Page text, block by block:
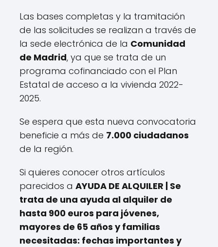
Las bases completas y la tramitación
de las solicitudes se realizan a través de
la sede electrónica de la Comunidad
de Madrid, ya que se trata de un
programa cofinanciado con el Plan
Estatal de acceso a la vivienda 2022-
2025.
Se espera que esta nueva convocatoria
beneficie a más de 7.000 ciudadanos
de la región.
Si quieres conocer otros artículos
parecidos a AYUDA DE ALQUILER | Se
trata de una ayuda al alquiler de
hasta 900 euros para jóvenes,
mayores de 65 años y familias
necesitadas: fechas importantes y